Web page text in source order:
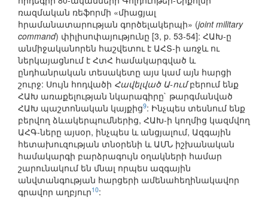
ռազմական ռեֆորմի «միացյալ
հրամանատարության գործելակերպի» (joint military
command) փիլիսոփայությունը [3, p. 53-54]: ՀԱԽ-ը
անմիջականորեն հաշվետու է ԱՀՏ-ի առջև ու
ներկայացնում է ՀտՀ համակարգված և
ընդհանրական տեսակետը այս կամ այն հարցի
շուրջ: Սույն հոդվածի Հավելված Ա-ումբերում ենք
ՀԱԽ առաքելության նկարագիրը` թարգմանված
ՀԱԽ պաշտոնական կայքից9: Ինչպես տեսնում ենք
բերվող ձևակերպումներից, ՀԱԽ-ի կողմից կազմվող
ԱՀԳ-ները այսօր, ինչպես և անցյալում, Ազգային
հետախուզության տնօրենի և ԱՄՆ իշխանական
համակարգի բարձրագույն օղակների համար
շարունակում են մնալ որպես ազգային
անվտանգության հարցերի ամենահեղինակավոր
գրավոր աղբյուր10: